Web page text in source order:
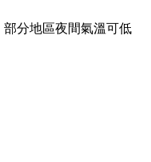
分地區夜間氣溫可低